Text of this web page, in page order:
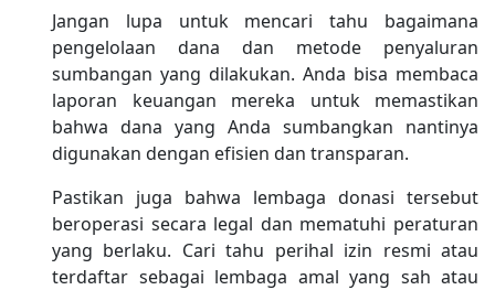
Jangan lupa untuk mencari tahu bagaimana
pengelolaan dana dan metode penyaluran
sumbangan yang dilakukan. Anda bisa membaca
laporan keuangan mereka untuk memastikan
bahwa dana yang Anda sumbangkan nantinya
digunakan dengan efisien dan transparan.
Pastikan juga bahwa lembaga donasi tersebut
beroperasi secara legal dan mematuhi peraturan
yang berlaku. Cari tahu perihal izin resmi atau
terdaftar sebagai lembaga amal yang sah atau